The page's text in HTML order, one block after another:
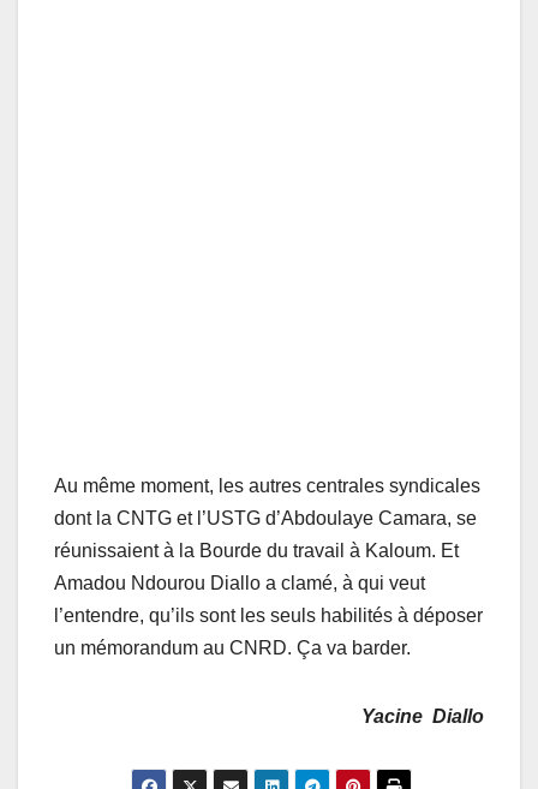
Au même moment, les autres centrales syndicales
dont la CNTG et l’USTG d’Abdoulaye Camara, se
réunissaient à la Bourde du travail à Kaloum. Et
Amadou Ndourou Diallo a clamé, à qui veut
l’entendre, qu’ils sont les seuls habilités à déposer
un mémorandum au CNRD. Ça va barder.
Yacine Diallo